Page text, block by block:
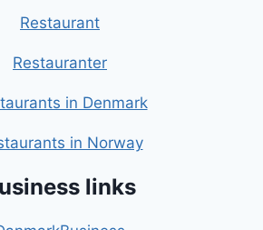
Restaurant
Restauranter
in Denmark
in Norway
links